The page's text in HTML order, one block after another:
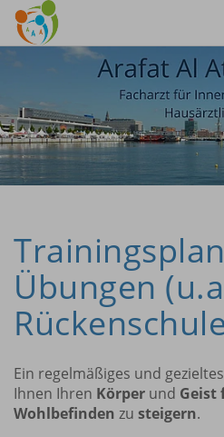
Übungen
Ein regelmäßiges und
Ihnen Ihren Körper und Geist
Wohlbefinden zu steigern.